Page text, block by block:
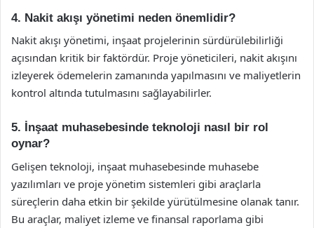
4. Nakit akışı yönetimi neden önemlidir?
Nakit akışı yönetimi, inşaat projelerinin sürdürülebilirliği
açısından kritik bir faktördür. Proje yöneticileri, nakit akışını
izleyerek ödemelerin zamanında yapılmasını ve maliyetlerin
kontrol altında tutulmasını sağlayabilirler.
5. İnşaat muhasebesinde teknoloji nasıl bir rol
oynar?
Gelişen teknoloji, inşaat muhasebesinde muhasebe
yazılımları ve proje yönetim sistemleri gibi araçlarla
süreçlerin daha etkin bir şekilde yürütülmesine olanak tanır.
Bu araçlar, maliyet izleme ve finansal raporlama gibi